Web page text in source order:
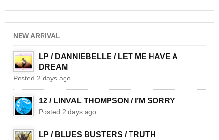
NEW ARRIVAL
LP / DANNIEBELLE / LET ME HAVE A
DREAM
Posted 2 days ago
12 / LINVAL THOMPSON / I’M SORRY
Posted 2 days ago
LP / BLUES BUSTERS / TRUTH